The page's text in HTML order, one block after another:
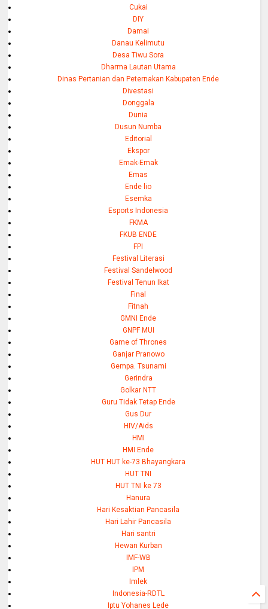
Cukai
DIY
Damai
Danau Kelimutu
Desa Tiwu Sora
Dharma Lautan Utama
Dinas Pertanian dan Peternakan Kabupaten Ende
Divestasi
Donggala
Dunia
Dusun Numba
Editorial
Ekspor
Emak-Emak
Emas
Ende lio
Esemka
Esports Indonesia
FKMA
FKUB ENDE
FPI
Festival Literasi
Festival Sandelwood
Festival Tenun Ikat
Final
Fitnah
GMNI Ende
GNPF MUI
Game of Thrones
Ganjar Pranowo
Gempa. Tsunami
Gerindra
Golkar NTT
Guru Tidak Tetap Ende
Gus Dur
HIV/Aids
HMI
HMI Ende
HUT HUT ke-73 Bhayangkara
HUT TNI
HUT TNI ke 73
Hanura
Hari Kesaktian Pancasila
Hari Lahir Pancasila
Hari santri
Hewan Kurban
IMF-WB
IPM
Imlek
Indonesia-RDTL
Iptu Yohanes Lede